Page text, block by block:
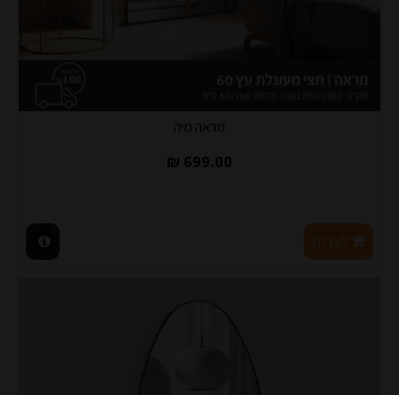
מראה מיה
699.00 ₪
לעגלה